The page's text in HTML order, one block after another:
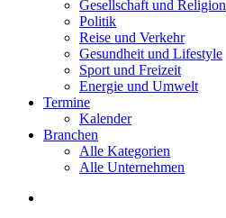
Gesellschaft und Religion
Politik
Reise und Verkehr
Gesundheit und Lifestyle
Sport und Freizeit
Energie und Umwelt
Termine
Kalender
Branchen
Alle Kategorien
Alle Unternehmen